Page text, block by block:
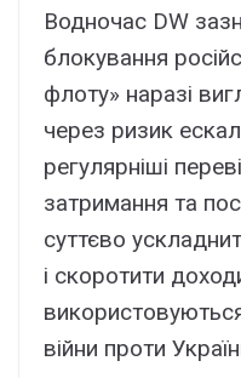
Водночас DW
блокування
флоту» наразі
через ризик
регулярніші
затримання та
суттєво
і скоротити
війни проти